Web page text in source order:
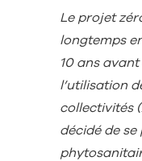
Le projet
longtemps
10 ans
l’utilisation
collectivités
décidé de